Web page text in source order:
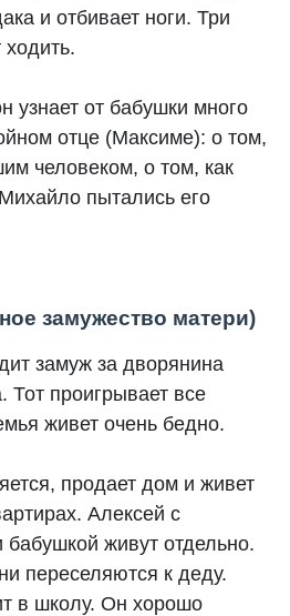
и отбивает ноги. Три
узнает от бабушки много
отце (Максиме): о том,
человеком, о том, как
пытались его
замужество матери)
замуж за дворянина
Тот проигрывает все
живет очень бедно.
продает дом и живет
Алексей с
живут отдельно.
переселяются к деду.
в школу. Он хорошо